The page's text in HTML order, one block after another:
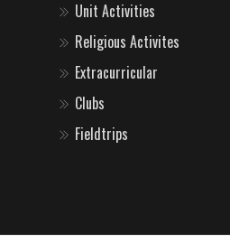
Unit Activities
Religious Activites
Extracurricular
Clubs
Fieldtrips